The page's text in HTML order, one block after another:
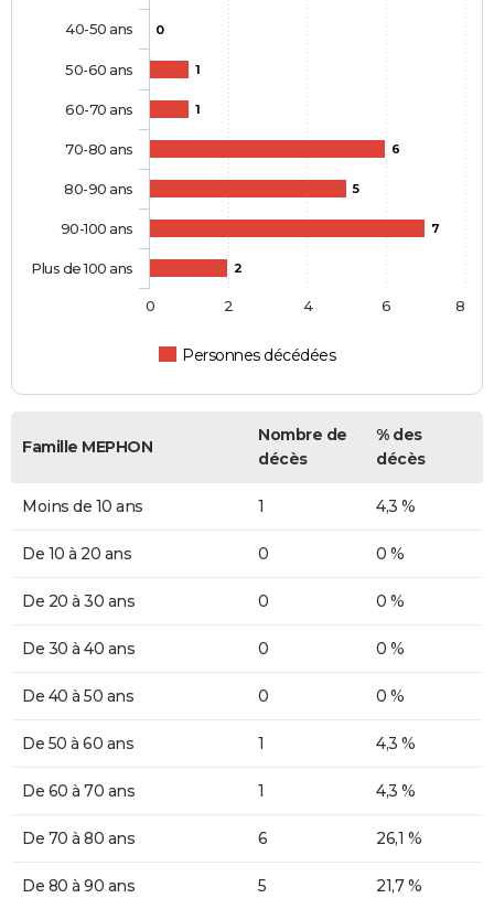
0
1
1
6
5
7
2
Personnes décédées
40-50 ans
50-60 ans
60-70 ans
70-80 ans
80-90 ans
90-100 ans
Plus de 100 ans
0 2 4 6 8
Famille MEPHON
Nombre de
décès
% des
décès
Moins de 10 ans 1 4,3 %
De 10 à 20 ans 0 0 %
De 20 à 30 ans 0 0 %
De 30 à 40 ans 0 0 %
De 40 à 50 ans 0 0 %
De 50 à 60 ans 1 4,3 %
De 60 à 70 ans 1 4,3 %
De 70 à 80 ans 6 26,1 %
De 80 à 90 ans 5 21,7 %